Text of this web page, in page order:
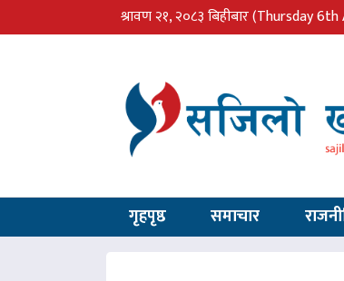
श्रावण २१, २०८३ बिहीबार(Thursday 6th
गृहपृष्ठ समाचार